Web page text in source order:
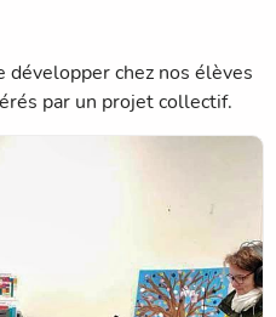
chez nos élèves
par un projet collectif.